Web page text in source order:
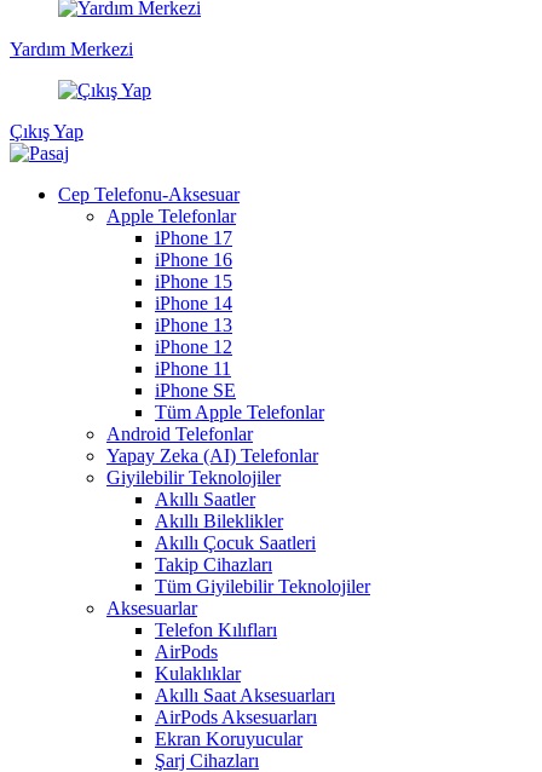
Yardım Merkezi
Çıkış Yap
Cep Telefonu-Aksesuar
Apple Telefonlar
iPhone 17
iPhone 16
iPhone 15
iPhone 14
iPhone 13
iPhone 12
iPhone 11
iPhone SE
Tüm Apple Telefonlar
Android Telefonlar
Yapay Zeka (AI) Telefonlar
Giyilebilir Teknolojiler
Akıllı Saatler
Akıllı Bileklikler
Akıllı Çocuk Saatleri
Takip Cihazları
Tüm Giyilebilir Teknolojiler
Aksesuarlar
Telefon Kılıfları
AirPods
Kulaklıklar
Akıllı Saat Aksesuarları
AirPods Aksesuarları
Ekran Koruyucular
Şarj Cihazları